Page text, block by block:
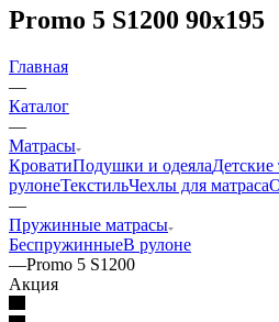
Promo 5 S1200 90x195
Главная
—
Каталог
—
Матрасы
КроватиПодушки и одеялаДетские
рулонеТекстильЧехлы для матраса
—
Пружинные матрасы
БеспружинныеВ рулоне
—Promo 5 S1200
Акция